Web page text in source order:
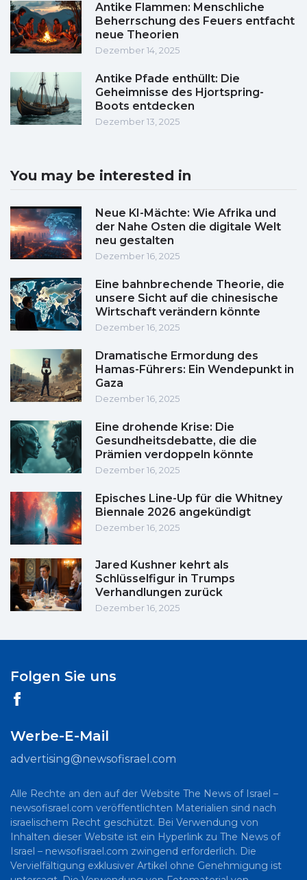
Antike Flammen: Menschliche
Beherrschung des Feuers entfacht
neue Theorien
Dezember 14, 2025
Antike Pfade enthüllt: Die
Geheimnisse des Hjortspring-
Boots entdecken
Dezember 13, 2025
You may be interested in
Neue KI-Mächte: Wie Afrika und
der Nahe Osten die digitale Welt
neu gestalten
Dezember 16, 2025
Eine bahnbrechende Theorie, die
unsere Sicht auf die chinesische
Wirtschaft verändern könnte
Dezember 16, 2025
Dramatische Ermordung des
Hamas-Führers: Ein Wendepunkt in
Gaza
Dezember 16, 2025
Eine drohende Krise: Die
Gesundheitsdebatte, die die
Prämien verdoppeln könnte
Dezember 16, 2025
Episches Line-Up für die Whitney
Biennale 2026 angekündigt
Dezember 16, 2025
Jared Kushner kehrt als
Schlüsselfigur in Trumps
Verhandlungen zurück
Dezember 16, 2025
Folgen Sie uns
Werbe-E-Mail
advertising@newsofisrael.com
Alle Rechte an den auf der Website The News of Israel –
newsofisrael.com veröffentlichten Materialien sind nach
israelischem Recht geschützt. Bei Verwendung von
Inhalten dieser Website ist ein Hyperlink zu The News of
Israel – newsofisrael.com zwingend erforderlich. Die
Vervielfältigung exklusiver Artikel ohne Genehmigung ist